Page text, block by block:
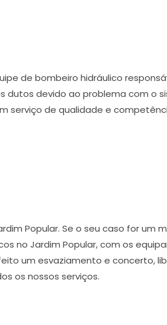
de bombeiro hidráulico
dutos devido ao problema com o
serviço de qualidade e
Popular. Se o seu caso for um
no Jardim Popular, com os
um esvaziamento e concerto,
os nossos serviços.